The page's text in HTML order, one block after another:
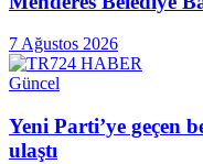
7 Ağustos 2026
Güncel
Yeni Parti’ye geçen
ulaştı